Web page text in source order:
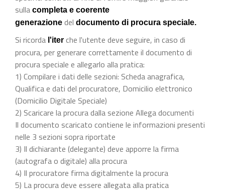
sulla completa e coerente
generazione del documento di procura speciale.
Si ricorda l'iter che l'utente deve seguire, in caso di
procura, per generare correttamente il documento di
procura speciale e allegarlo alla pratica:
1) Compilare i dati delle sezioni: Scheda anagrafica,
Qualifica e dati del procuratore, Domicilio elettronico
(Domicilio Digitale Speciale)
2) Scaricare la procura dalla sezione Allega documenti
Il documento scaricato contiene le informazioni presenti
nelle 3 sezioni sopra riportate
3) Il dichiarante (delegante) deve apporre la firma
(autografa o digitale) alla procura
4) Il procuratore firma digitalmente la procura
5) La procura deve essere allegata alla pratica